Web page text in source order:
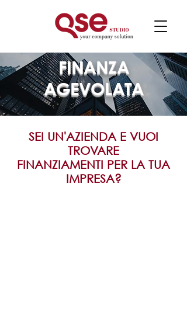
FINANZA
AGEVOLATA
SEI UN'AZIENDA E VUOI
TROVARE
FINANZIAMENTI PER LA TUA
IMPRESA?